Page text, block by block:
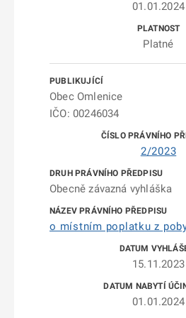
01.01.2024
Platné
Obec Omlenice
IČO: 00246034
2/2023
Obecně závazná vyhláška
o místním poplatku z
15.11.2023
01.01.2024